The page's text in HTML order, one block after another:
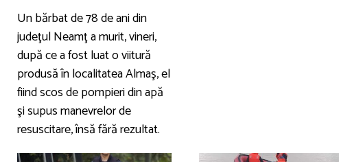
Un bărbat de 78 de ani din
judeţul Neamţ a murit, vineri,
după ce a fost luat o viitură
produsă în localitatea Almaş, el
fiind scos de pompieri din apă
şi supus manevrelor de
resuscitare, însă fără rezultat.